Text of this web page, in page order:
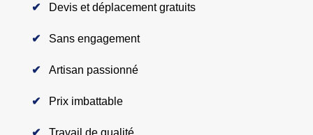
Devis et déplacement gratuits
Sans engagement
Artisan passionné
Prix imbattable
Travail de qualité